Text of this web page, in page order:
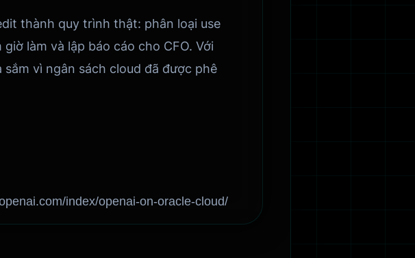
thành quy trình thật: phân loại use
làm và lập báo cáo cho CFO. Với
vì ngân sách cloud đã được phê
index/openai-on-oracle-cloud/